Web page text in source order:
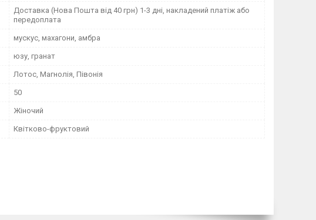
Доставка (Нова Пошта від 40 грн) 1-3 дні, накладений платіж або
передоплата
мускус, махагони, амбра
юзу, гранат
Лотос, Магнолія, Півонія
50
Жіночий
Квітково-фруктовий